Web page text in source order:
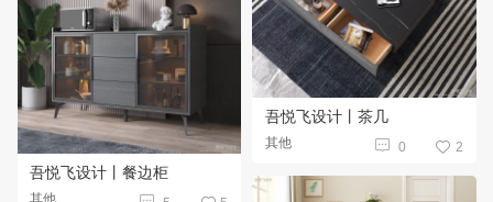
吾悦飞设计丨茶几
其他  0  2
吾悦飞设计丨餐边柜
其他